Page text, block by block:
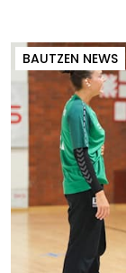
BAUTZEN NEWS